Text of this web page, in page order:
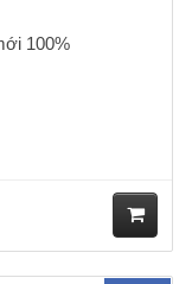
100%
bộ - Cấp hạn mức
độ sao chụp/in